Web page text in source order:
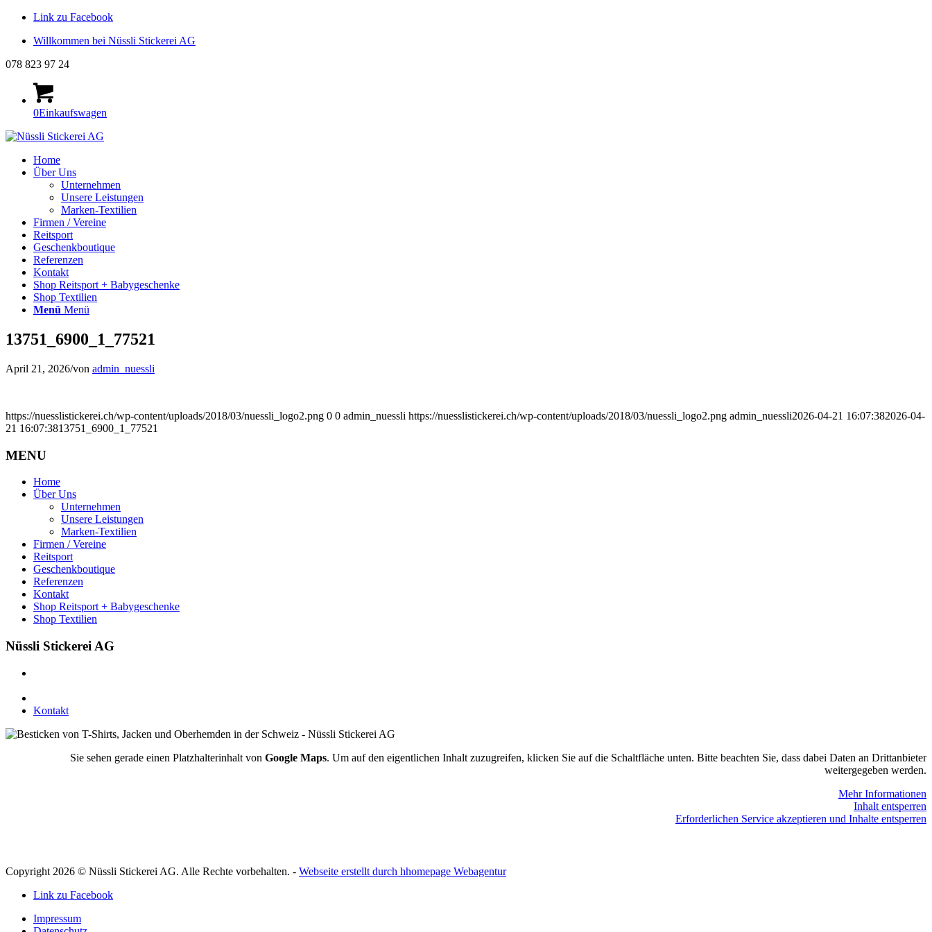
Link zu Facebook
Willkommen bei Nüssli Stickerei AG
078 823 97 24
0Einkaufswagen
Home
Über Uns
Unternehmen
Unsere Leistungen
Marken-Textilien
Firmen / Vereine
Reitsport
Geschenkboutique
Referenzen
Kontakt
Shop Reitsport + Babygeschenke
Shop Textilien
Menü Menü
13751_6900_1_77521
April 21, 2026/von admin_nuessli
https://nuesslistickerei.ch/wp-content/uploads/2018/03/nuessli_logo2.png 0 0 admin_nuessli https://nuesslistickerei.ch/wp-content/uploads/2018/03/nuessli_logo2.png admin_nuessli2026-04-21 16:07:382026-04-
21 16:07:3813751_6900_1_77521
MENU
Home
Über Uns
Unternehmen
Unsere Leistungen
Marken-Textilien
Firmen / Vereine
Reitsport
Geschenkboutique
Referenzen
Kontakt
Shop Reitsport + Babygeschenke
Shop Textilien
Nüssli Stickerei AG
Kontakt
Sie sehen gerade einen Platzhalterinhalt von Google Maps. Um auf den eigentlichen Inhalt zuzugreifen, klicken Sie auf die Schaltfläche unten. Bitte beachten Sie, dass dabei Daten an Drittanbieter
weitergegeben werden.
Mehr Informationen
Inhalt entsperren
Erforderlichen Service akzeptieren und Inhalte entsperren
Copyright 2026 © Nüssli Stickerei AG. Alle Rechte vorbehalten. - Webseite erstellt durch hhomepage Webagentur
Link zu Facebook
Impressum